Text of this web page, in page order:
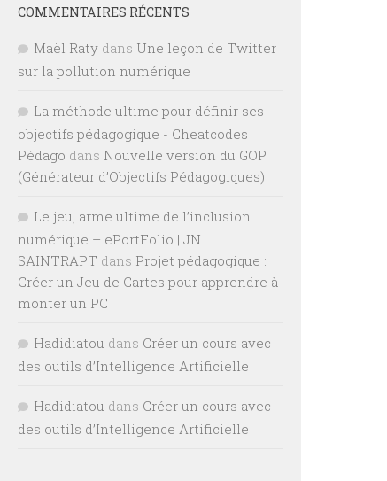
COMMENTAIRES RÉCENTS
Maël Raty dans Une leçon de Twitter
sur la pollution numérique
La méthode ultime pour définir ses
objectifs pédagogique - Cheatcodes
Pédago dans Nouvelle version du GOP
(Générateur d’Objectifs Pédagogiques)
Le jeu, arme ultime de l’inclusion
numérique – ePortFolio | JN
SAINTRAPT dans Projet pédagogique :
Créer un Jeu de Cartes pour apprendre à
monter un PC
Hadidiatou dans Créer un cours avec
des outils d’Intelligence Artificielle
Hadidiatou dans Créer un cours avec
des outils d’Intelligence Artificielle